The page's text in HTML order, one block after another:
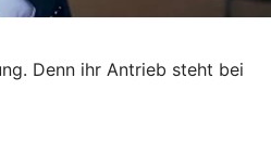
Denn ihr Antrieb steht bei